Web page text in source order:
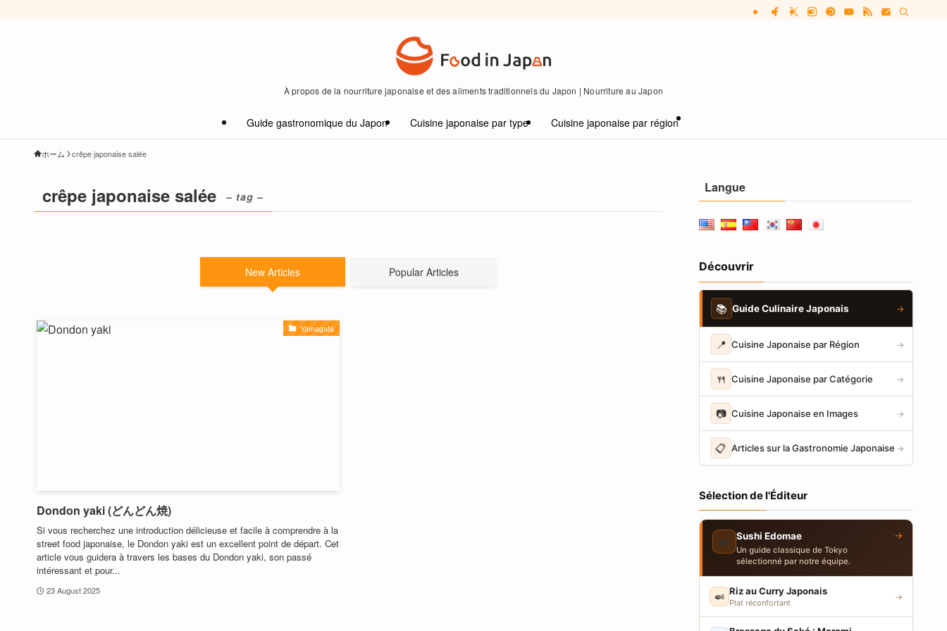
À propos de la nourriture japonaise et des aliments traditionnels du Japon | Nourriture au Japon
Guide gastronomique du Japon Cuisine japonaise par type Cuisine japonaise par région
ホーム crêpe japonaise salée
crêpe japonaise salée – tag –
New Articles Popular Articles
Yamagata
Dondon yaki (どんどん焼)
Si vous recherchez une introduction délicieuse et facile à comprendre à la
street food japonaise, le Dondon yaki est un excellent point de départ. Cet
article vous guidera à travers les bases du Dondon yaki, son passé
intéressant et pour...
23 August 2025
Langue
Découvrir
📚 Guide Culinaire Japonais →
📍 Cuisine Japonaise par Région →
🍴 Cuisine Japonaise par Catégorie →
📷 Cuisine Japonaise en Images →
📋 Articles sur la Gastronomie Japonaise →
Sélection de l'Éditeur
🍣 Sushi Edomae
Un guide classique de Tokyo
sélectionné par notre équipe.
→
🍛 Riz au Curry Japonais
Plat réconfortant
→